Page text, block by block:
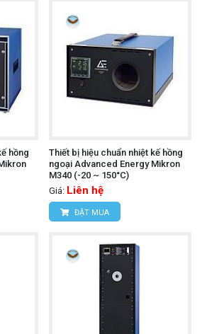
hồng
Thiết bị hiệu chuẩn nhiệt kế hồng
ngoại Advanced Energy Mikron
M340 (-20 ~ 150°C)
Giá: Liên hệ
ĐẶT MUA